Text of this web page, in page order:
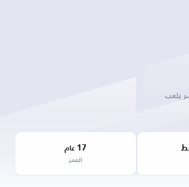
يلعب
17 عام
العمر